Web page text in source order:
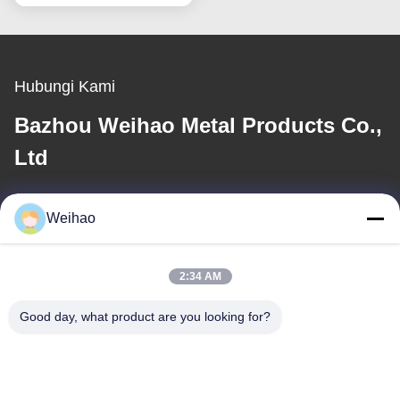
Hubungi Kami
Bazhou Weihao Metal Products Co.,
Ltd
E-mail
408690175@qq.com
Alamat Kami
Weihao
2:34 AM
Good day, what product are you looking for?